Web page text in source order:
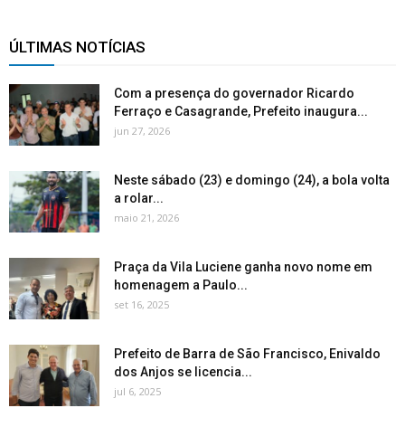
ÚLTIMAS NOTÍCIAS
Com a presença do governador Ricardo
Ferraço e Casagrande, Prefeito inaugura...
jun 27, 2026
Neste sábado (23) e domingo (24), a bola volta
a rolar...
maio 21, 2026
Praça da Vila Luciene ganha novo nome em
homenagem a Paulo...
set 16, 2025
Prefeito de Barra de São Francisco, Enivaldo
dos Anjos se licencia...
jul 6, 2025